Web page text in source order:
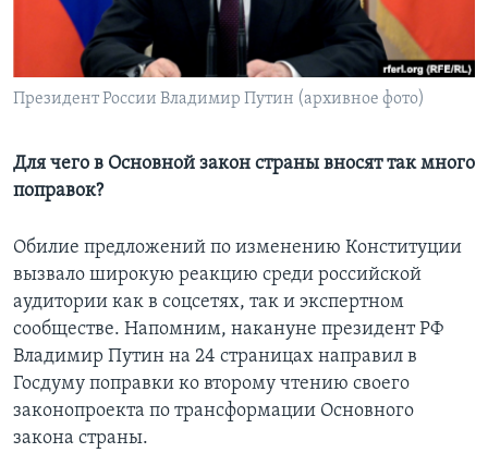
Learning English
СОЦИАЛЬНЫЕ СЕТИ
Языки
Президент России Владимир Путин (архивное фото)
Для чего в Основной закон страны вносят так много
поправок?
Обилие предложений по изменению Конституции
вызвало широкую реакцию среди российской
аудитории как в соцсетях, так и экспертном
сообществе. Напомним, накануне президент РФ
Владимир Путин на 24 страницах направил в
Госдуму поправки ко второму чтению своего
законопроекта по трансформации Основного
закона страны.